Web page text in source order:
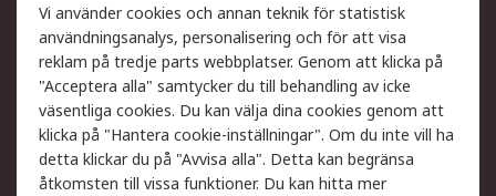
Ditt lokala säljteam
Exportlösningar
Support
Få hjälp
Retur av varor
Leverans
Spåra din order
Begär en fakturakopi
Fördelar med RS-konto
Vi använder cookies och annan teknik för statistisk
användningsanalys, personalisering och för att visa
reklam på tredje parts webbplatser. Genom att klicka på
"Acceptera alla" samtycker du till behandling av icke
väsentliga cookies. Du kan välja dina cookies genom att
klicka på "Hantera cookie-inställningar". Om du inte vill ha
detta klickar du på "Avvisa alla". Detta kan begränsa
åtkomsten till vissa funktioner. Du kan hitta mer